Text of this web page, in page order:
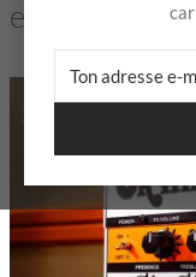
et conseils